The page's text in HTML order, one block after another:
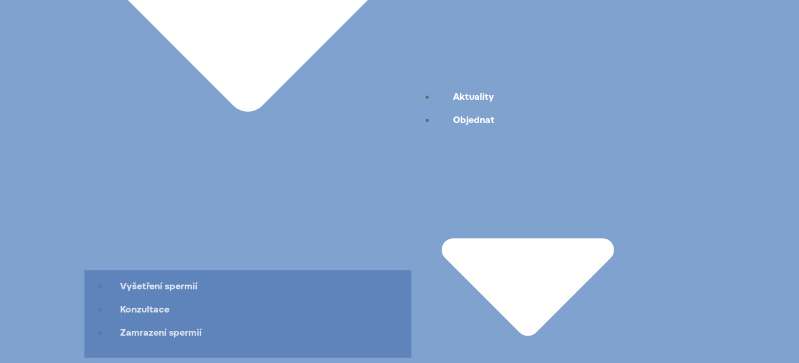
Vyšetření spermií
Konzultace
Zamrazení spermií
Aktuality
Objednat